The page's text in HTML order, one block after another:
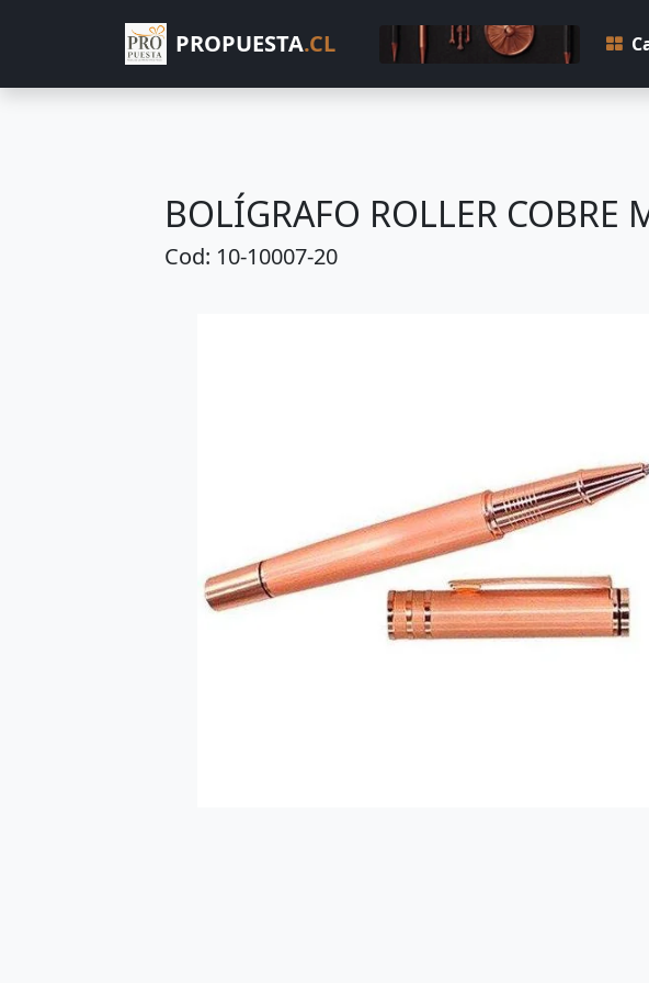
PROPUESTA.CL
BOLÍGRAFO ROLLER COBRE
Cod: 10-10007-20